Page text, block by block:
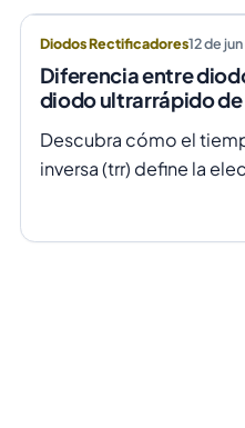
Diodos Rectificadores12 de
Diferencia entre
diodo ultrarrápido
Descubra cómo el
inversa (trr) define la